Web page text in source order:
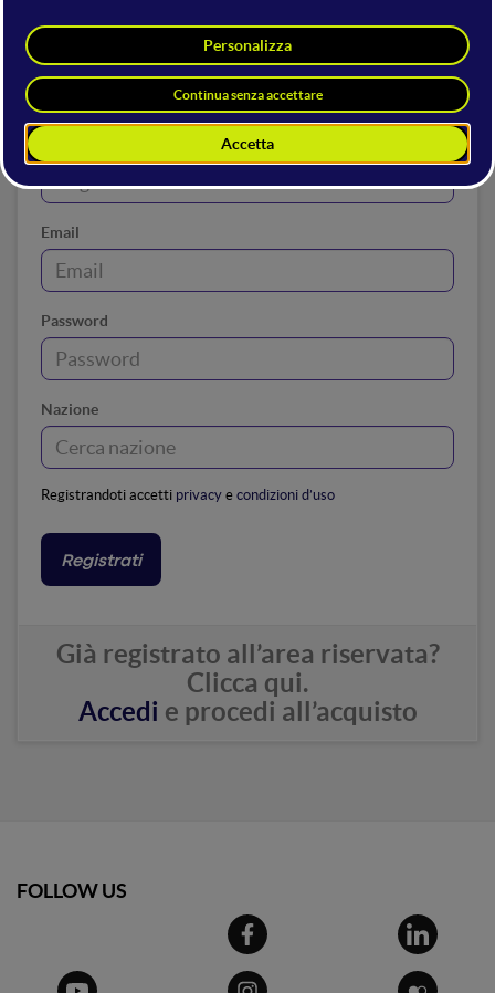
Email
Password
Nazione
Registrandoti accetti privacy e condizioni d’uso
Registrati
Già registrato all’area riservata?
Clicca qui.
Accedi e procedi all’acquisto
Password
FOLLOW US